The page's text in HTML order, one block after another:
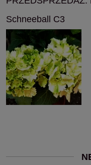
Schneeball C3